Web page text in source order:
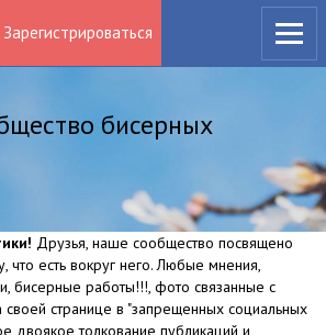
Зарегистрироваться
бисерных
Друзья, наше сообщество посвящено
что есть вокруг него. Любые мнения,
бисерные работы!!!, фото связанные с
своей странице в "запрещенных социальных
двоякое толкование публикаций и